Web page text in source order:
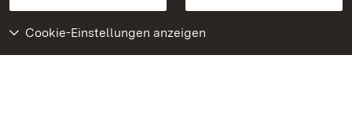
Cookie-Einstellungen anzeigen
Weiteres